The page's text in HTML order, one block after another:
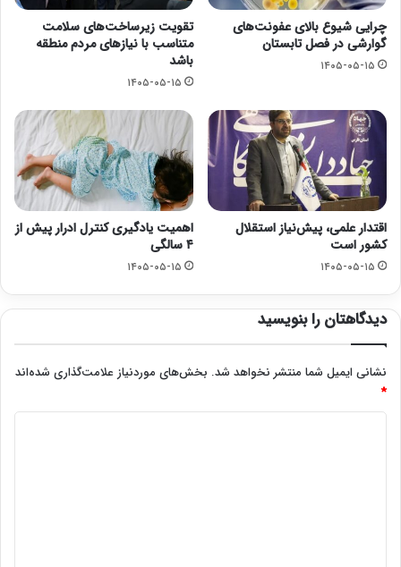
چرایی شیوع بالای عفونت‌های
گوارشی در فصل تابستان
۱۴۰۵-۰۵-۱۵
تقویت زیرساخت‌های سلامت
متناسب با نیازهای مردم منطقه
باشد
۱۴۰۵-۰۵-۱۵
اقتدار علمی، پیش‌نیاز استقلال
کشور است
۱۴۰۵-۰۵-۱۵
اهمیت یادگیری کنترل ادرار پیش از
۴ سالگی
۱۴۰۵-۰۵-۱۵
دیدگاهتان را بنویسید
نشانی ایمیل شما منتشر نخواهد شد. بخش‌های موردنیاز علامت‌گذاری شده‌اند
*